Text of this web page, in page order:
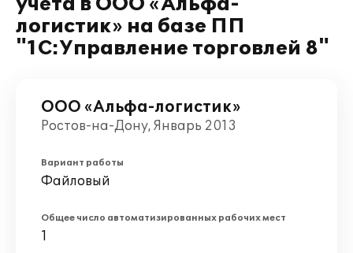
логистик» на базе ПП
"1С:Управление торговлей 8"
ООО «Альфа-логистик»
Ростов-на-Дону, Январь 2013
Вариант работы
Файловый
Общее число автоматизированных рабочих мест
1